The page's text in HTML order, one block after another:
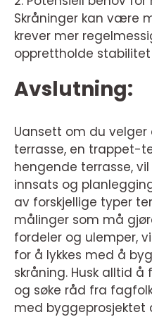
Skråninger kan være
krever mer
opprettholde stabilitet
Avslutning:
Uansett om du
terrasse, en trappet-
hengende terrasse,
innsats og
av forskjellige typer
målinger som må
fordeler og ulemper,
for å lykkes med å
skråning. Husk alltid
og søke råd fra
med byggeprosjektet